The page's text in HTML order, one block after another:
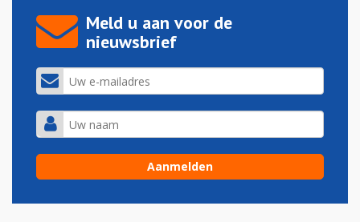
Meld u aan voor de
nieuwsbrief